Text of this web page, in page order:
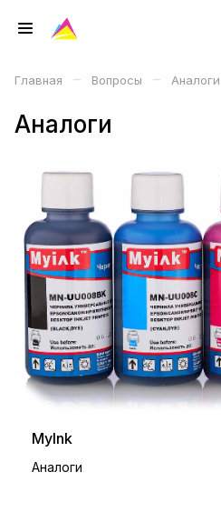
Главная – Вопросы – Аналоги
Аналоги
MyInk
Аналоги